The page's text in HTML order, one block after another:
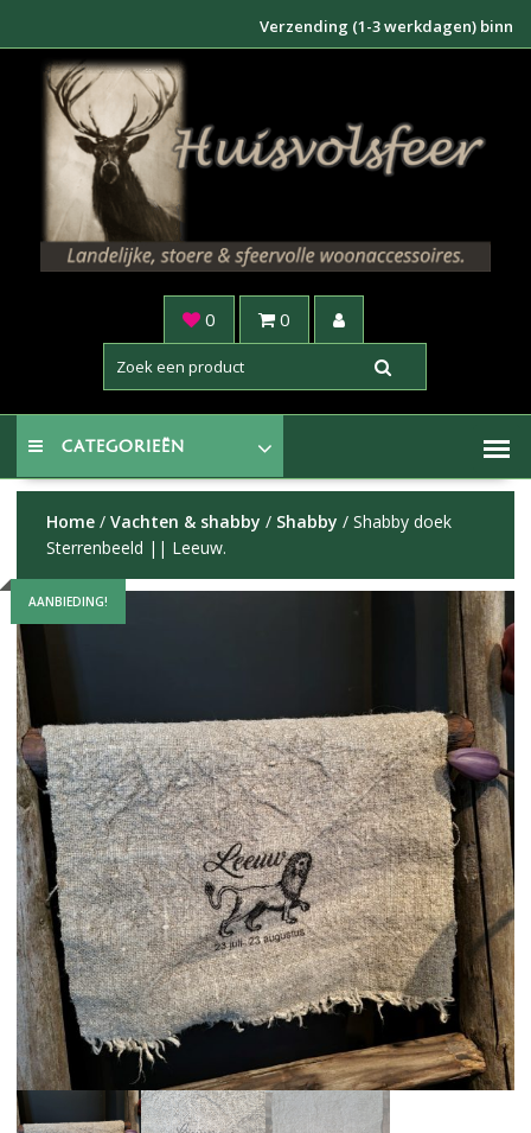
inhoud
Verzending (1-3 werkdagen) binnen
0 0
CATEGORIEËN
Home/ Vachten & shabby / Shabby / Shabby doek
Sterrenbeeld || Leeuw.
AANBIEDING!